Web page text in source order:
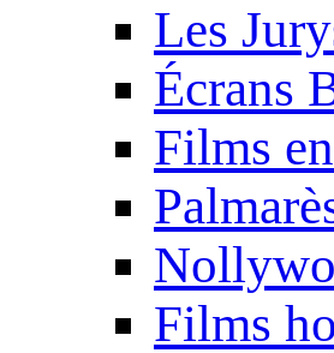
Les
Écrans
Films
Films